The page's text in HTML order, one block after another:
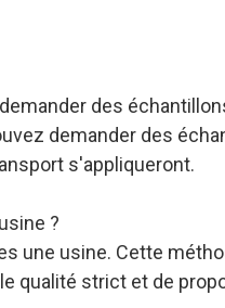
des
demander des
s'appliqueront.
?
une usine. Cette
qualité strict et de